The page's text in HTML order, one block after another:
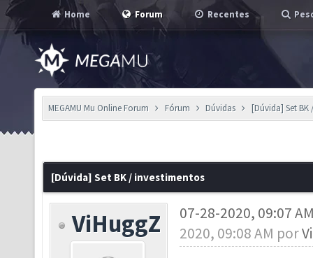
Home Forum Recentes
MEGAMU Mu Online Forum Fórum Dúvidas [Dúvida] Set
[Dúvida] Set BK / investimentos
ViHuggZ
07-28-2020, 09:07
2020, 09:08 AM por